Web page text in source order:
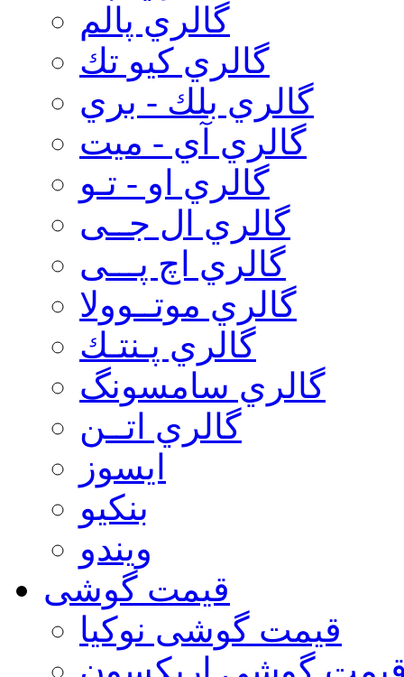
گالري پالم
گالري كيو تك
گالري بلك - بري
گالري آي - ميت
گالري او - تـو
گالري ال جــی
گالري اچ پـــی
گالري موتــوولا
گالري پـنتـك
گالري سامسونگ
گالري اتــن
ایسوز
بنکیو
ویندو
قیمت گوشی
قیمت گوشی نوكيا